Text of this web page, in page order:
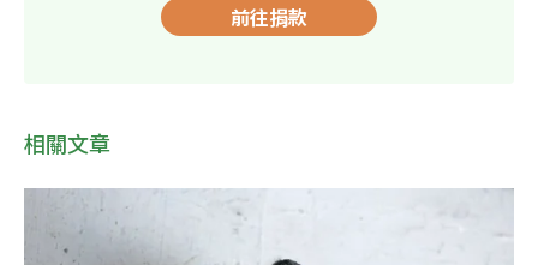
前往捐款
相關文章